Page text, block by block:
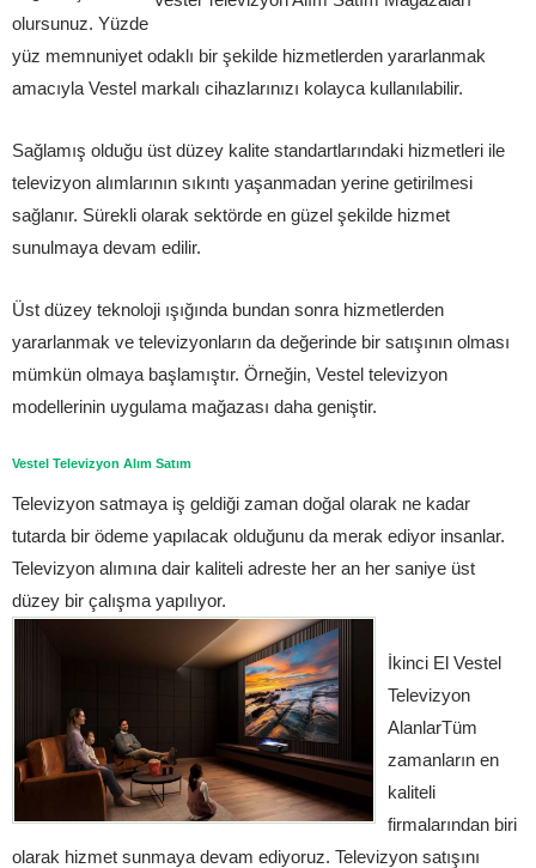
olursunuz. Yüzde
yüz memnuniyet odaklı bir şekilde hizmetlerden yararlanmak
amacıyla Vestel markalı cihazlarınızı kolayca kullanılabilir.
Sağlamış olduğu üst düzey kalite standartlarındaki hizmetleri ile
televizyon alımlarının sıkıntı yaşanmadan yerine getirilmesi
sağlanır. Sürekli olarak sektörde en güzel şekilde hizmet
sunulmaya devam edilir.
Üst düzey teknoloji ışığında bundan sonra hizmetlerden
yararlanmak ve televizyonların da değerinde bir satışının olması
mümkün olmaya başlamıştır. Örneğin, Vestel televizyon
modellerinin uygulama mağazası daha geniştir.
Vestel Televizyon Alım Satım
Televizyon satmaya iş geldiği zaman doğal olarak ne kadar
tutarda bir ödeme yapılacak olduğunu da merak ediyor insanlar.
Televizyon alımına dair kaliteli adreste her an her saniye üst
düzey bir çalışma yapılıyor.
İkinci El Vestel
Televizyon
AlanlarTüm
zamanların en
kaliteli
firmalarından biri
olarak hizmet sunmaya devam ediyoruz. Televizyon satışını